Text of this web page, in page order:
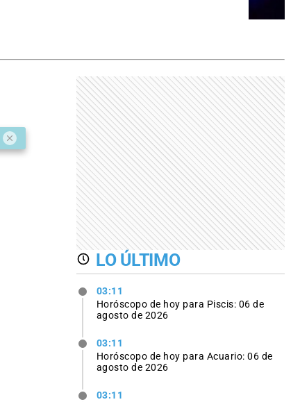
LO ÚLTIMO
03:11
Horóscopo de hoy para Piscis: 06 de
agosto de 2026
03:11
Horóscopo de hoy para Acuario: 06 de
agosto de 2026
03:11